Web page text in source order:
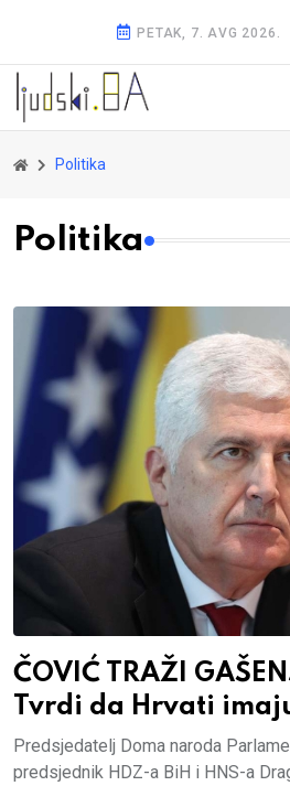
PETAK, 7. AVG 2026.
Politika
Politika
ČOVIĆ TRAŽI
Tvrdi da Hrvati
Predsjedatelj Doma naroda
predsjednik HDZ-a BiH i HNS-a